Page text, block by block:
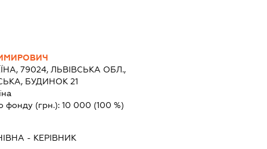
79024, ЛЬВІВСЬКА ОБЛ.,
БУДИНОК 21
фонду (грн.):10 000 (100 %)
- КЕРІВНИК